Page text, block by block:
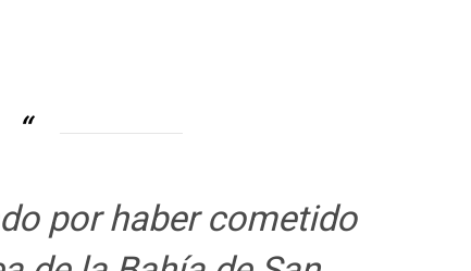
por haber cometido